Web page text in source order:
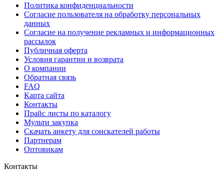
Политика конфиденциальности
Согласие пользователя на обработку персональных
данных
Согласие на получение рекламных и информационных
рассылок
Публичная оферта
Условия гарантии и возврата
О компании
Обратная связь
FAQ
Карта сайта
Контакты
Прайс листы по каталогу
Мульти закупка
Скачать анкету для соискателей работы
Партнерам
Оптовикам
Контакты